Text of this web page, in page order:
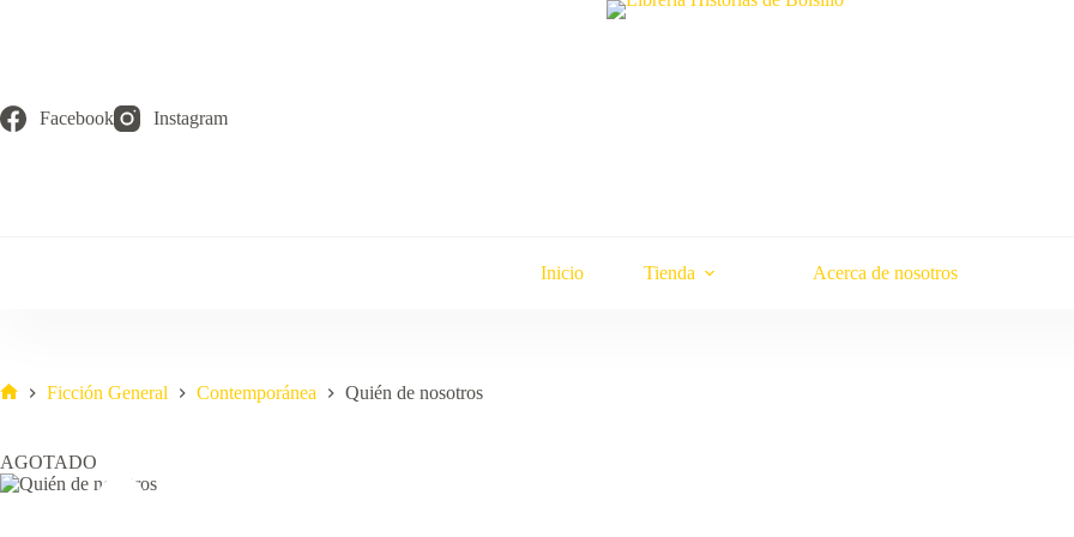
Facebook Instagram
Inicio Tienda Acerca de nosotros
Ficción General Contemporánea Quién de nosotros
AGOTADO